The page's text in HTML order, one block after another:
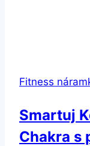
Fitness
Smartuj
Chakra s